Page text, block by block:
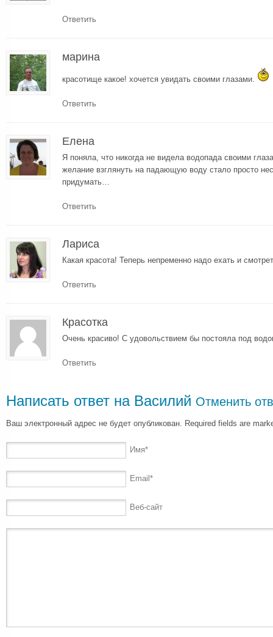
Ответить
марина
красотище какое! хочется увидать своими глазами.
Ответить
Елена
Я поняла, что никогда не видела водопада своими
желание взглянуть на падающую воду стало просто
придумать…
Ответить
Лариса
Какая красота! Теперь непременно надо ехать и
Ответить
Красотка
Очень красиво! С удовольствием бы постояла под
Ответить
Написать ответ на Василий Отменить
Ваш электронный адрес не будет опубликован. Required fields are
Имя*
Email *
Веб-сайт